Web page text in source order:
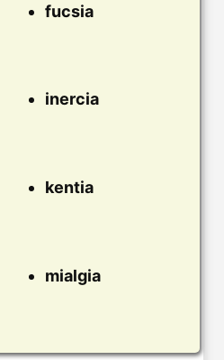
fucsia
inercia
kentia
mialgia